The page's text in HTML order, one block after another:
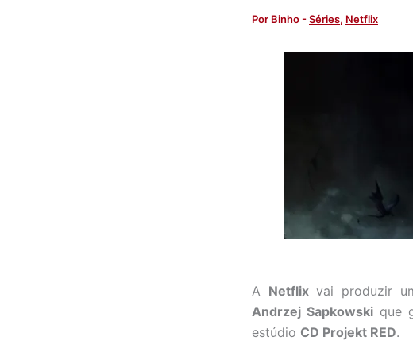
Por Binho-Séries, Netflix
A Netflixvai produzir
Andrzej Sapkowskique
estúdio CD Projekt RED.